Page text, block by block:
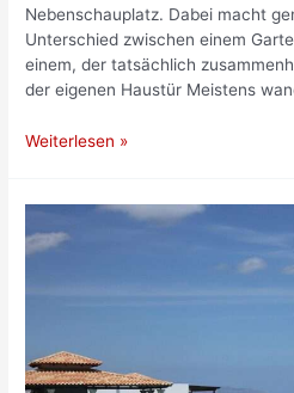
Nebenschauplatz. Dabei macht
Unterschied zwischen einem
einem, der tatsächlich
der eigenen Haustür Meistens
Übergänge
Garten
du
Weiterlesen »